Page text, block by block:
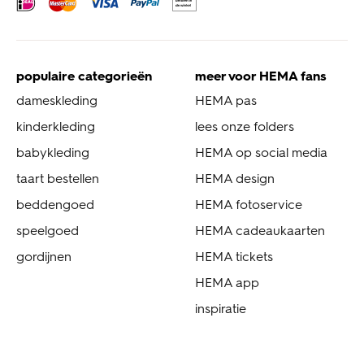
populaire categorieën
dameskleding
kinderkleding
babykleding
taart bestellen
beddengoed
speelgoed
gordijnen
meer voor HEMA fans
HEMA pas
lees onze folders
HEMA op social media
HEMA design
HEMA fotoservice
HEMA cadeaukaarten
HEMA tickets
HEMA app
inspiratie